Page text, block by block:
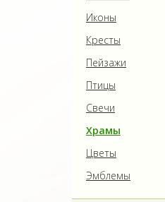
Иконы
Кресты
Пейзажи
Птицы
Свечи
Храмы
Цветы
Эмблемы